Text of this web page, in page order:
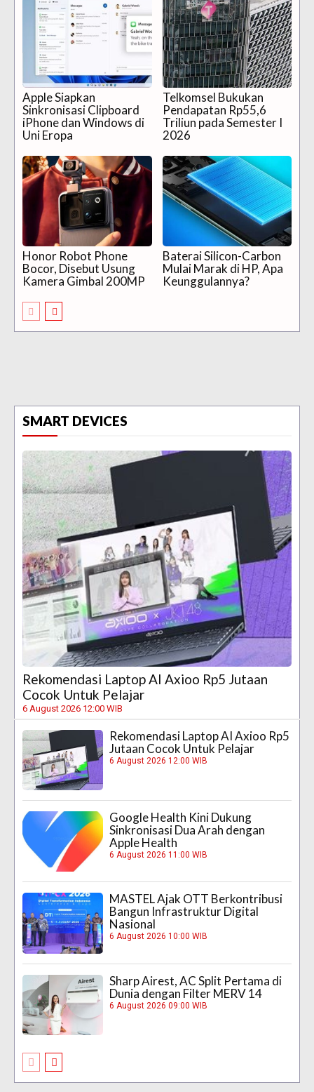
Apple Siapkan
Sinkronisasi Clipboard
iPhone dan Windows di
Uni Eropa
Telkomsel Bukukan
Pendapatan Rp55,6
Triliun pada Semester I
2026
Honor Robot Phone
Bocor, Disebut Usung
Kamera Gimbal 200MP
Baterai Silicon-Carbon
Mulai Marak di HP, Apa
Keunggulannya?
SMART DEVICES
Rekomendasi Laptop AI Axioo Rp5 Jutaan
Cocok Untuk Pelajar
6 August 2026 12:00 WIB
Rekomendasi Laptop AI Axioo Rp5
Jutaan Cocok Untuk Pelajar
6 August 2026 12:00 WIB
Google Health Kini Dukung
Sinkronisasi Dua Arah dengan
Apple Health
6 August 2026 11:00 WIB
MASTEL Ajak OTT Berkontribusi
Bangun Infrastruktur Digital
Nasional
6 August 2026 10:00 WIB
Sharp Airest, AC Split Pertama di
Dunia dengan Filter MERV 14
6 August 2026 09:00 WIB